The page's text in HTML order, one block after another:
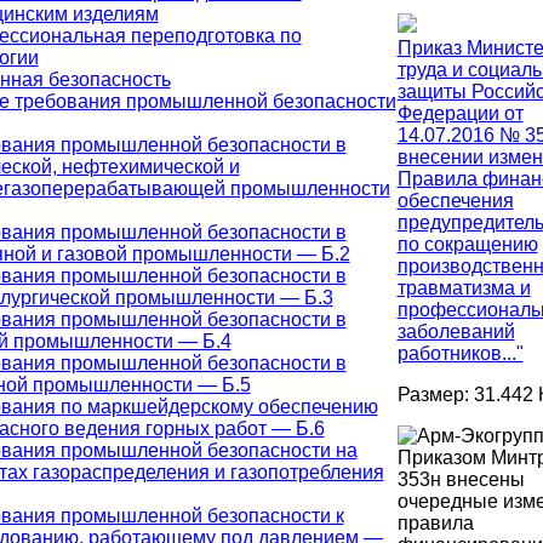
изделиям
переподготовка по
безопасность
требования промышленной безопасности
промышленной безопасности в
нефтехимической и
промышленности
промышленной безопасности в
и газовой промышленности — Б.2
промышленной безопасности в
промышленности — Б.3
промышленной безопасности в
промышленности — Б.4
промышленной безопасности в
промышленности — Б.5
по маркшейдерскому обеспечению
ведения горных работ — Б.6
промышленной безопасности на
газораспределения и газопотребления
промышленной безопасности к
работающему под давлением —
Приказ
труда и
защиты
Федерации от
14.07.2016 №
внесении
Правила
обеспечения
по сокращению
травматизма и
заболеваний
работников..."
Размер: 31.442
Приказом
353н внесены
очередные
правила